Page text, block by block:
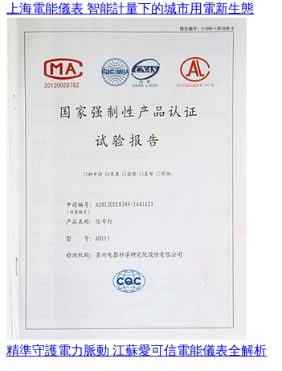
上海電能儀表 智能計量下的城市用電新生態
精準守護電力脈動 江蘇愛可信電能儀表全解析